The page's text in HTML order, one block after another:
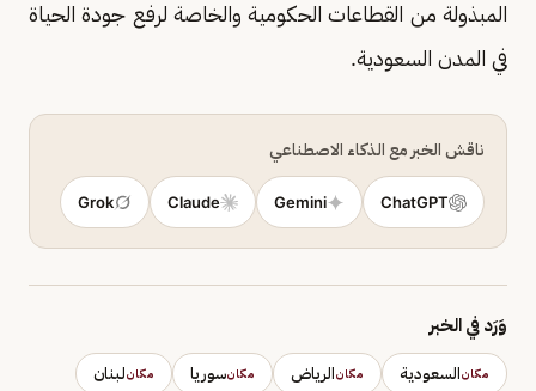
المبذولة من القطاعات الحكومية والخاصة لرفع جودة الحياة
في المدن السعودية.
ناقش الخبر مع الذكاء الاصطناعي
ChatGPT
Gemini
Claude
Grok
وَرَد في الخبر
مكانالسعودية مكانالرياض مكانسوريا مكانلبنان